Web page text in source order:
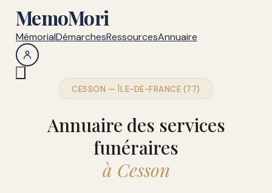
MemoMori
MémorialDémarchesRessourcesAnnuaire
CESSON — ÎLE-DE-FRANCE (77)
Annuaire des services
funéraires
à Cesson